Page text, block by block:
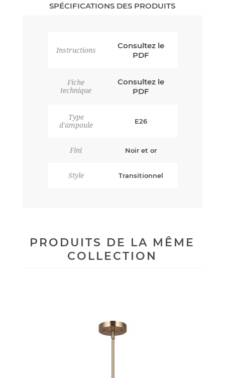
SPÉCIFICATIONS DES PRODUITS
Instructions
Consultez le
PDF
Fiche
technique
Consultez le
PDF
Type
d'ampoule
E26
Fini Noir et or
Style Transitionnel
PRODUITS DE LA MÊME
COLLECTION